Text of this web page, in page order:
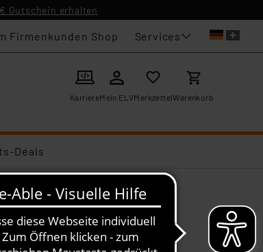
Gutschein erhalten
Firmenkunden Shop Services
KarriereMein ELVMerkzettelWarenkorb
Deals